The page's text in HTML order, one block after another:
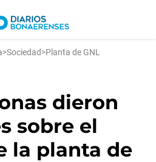
>Sociedad>Planta de GNL
dieron
sobre el
la planta de